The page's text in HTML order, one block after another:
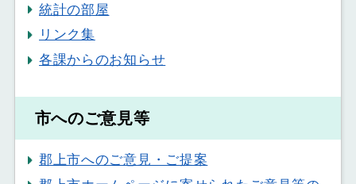
統計の部屋
リンク集
各課からのお知らせ
市へのご意見等
郡上市へのご意見・ご提案